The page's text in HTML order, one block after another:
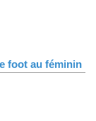
foot au féminin